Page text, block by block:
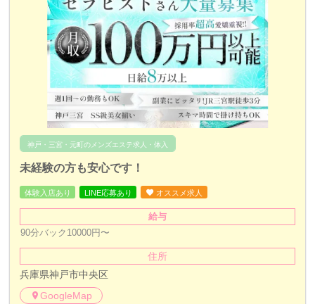
神戸・三宮・元町のメンズエステ求人・体入
未経験の方も安心です！
体験入店あり LINE応募あり オススメ求人
給与
90分バック10000円〜
住所
兵庫県神戸市中央区
GoogleMap